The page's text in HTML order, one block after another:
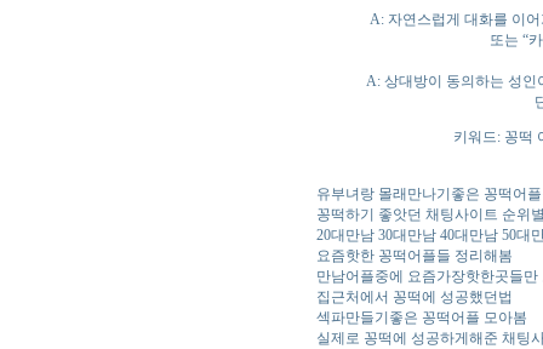
A: 자연스럽게 대화를 이
또는 “
A: 상대방이 동의하는 성인
키워드: 꽁떡
유부녀랑 몰래만나기좋은 꽁떡어
꽁떡하기 좋앗던 채팅사이트 순위
20대만남 30대만남 40대만남 50대
요즘핫한 꽁떡어플들 정리해봄
만남어플중에 요즘가장핫한곳들만
집근처에서 꽁떡에 성공했던법
섹파만들기좋은 꽁떡어플 모아봄
실제로 꽁떡에 성공하게해준 채팅